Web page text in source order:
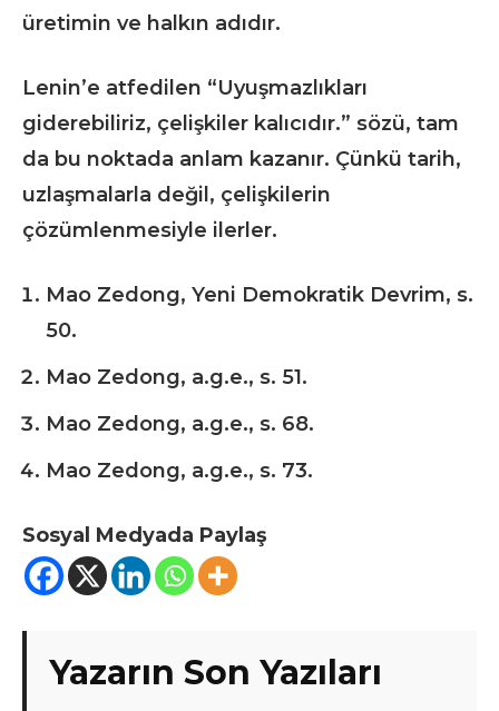
üretimin ve halkın adıdır.
Lenin’e atfedilen “Uyuşmazlıkları
giderebiliriz, çelişkiler kalıcıdır.” sözü, tam
da bu noktada anlam kazanır. Çünkü tarih,
uzlaşmalarla değil, çelişkilerin
çözümlenmesiyle ilerler.
Mao Zedong, Yeni Demokratik Devrim, s.
50.
Mao Zedong, a.g.e., s. 51.
Mao Zedong, a.g.e., s. 68.
Mao Zedong, a.g.e., s. 73.
Sosyal Medyada Paylaş
Yazarın Son Yazıları